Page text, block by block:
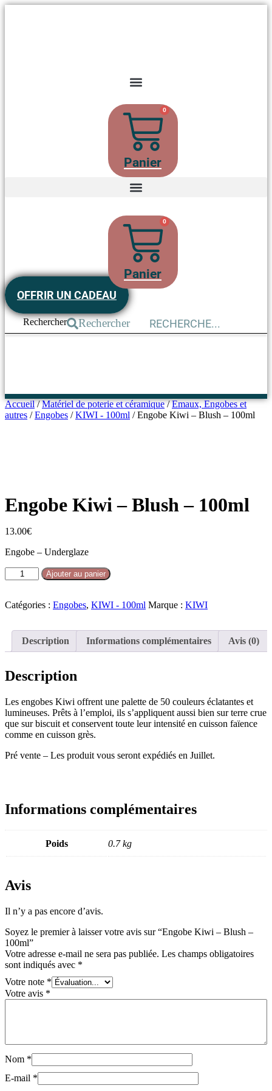
0
Panier
0
Panier
OFFRIR UN CADEAU
Rechercher Rechercher
Accueil/Matériel de poterie et céramique/Emaux, Engobes et
autres /Engobes /KIWI - 100ml / Engobe Kiwi – Blush – 100ml
Engobe Kiwi – Blush – 100ml
13.00€
Engobe – Underglaze
quantité
de
Kiwi
100ml
Ajouter au panier
Catégories : Engobes, KIWI - 100ml Marque : KIWI
Description Informations complémentaires Avis (0)
Description
Les engobes Kiwi offrent une palette de 50 couleurs éclatantes et
lumineuses. Prêts à l’emploi, ils s’appliquent aussi bien sur terre crue
que sur biscuit et conservent toute leur intensité en cuisson faïence
comme en cuisson grès.
Pré vente – Les produit vous seront expédiés en Juillet.
Informations complémentaires
Poids 0.7 kg
Avis
Il n’y a pas encore d’avis.
Soyez le premier à laisser votre avis sur “Engobe Kiwi – Blush –
100ml”
Votre adresse e-mail ne sera pas publiée. Les champs obligatoires
sont indiqués avec *
Votre note *
Votre avis *
Nom *
E-mail *